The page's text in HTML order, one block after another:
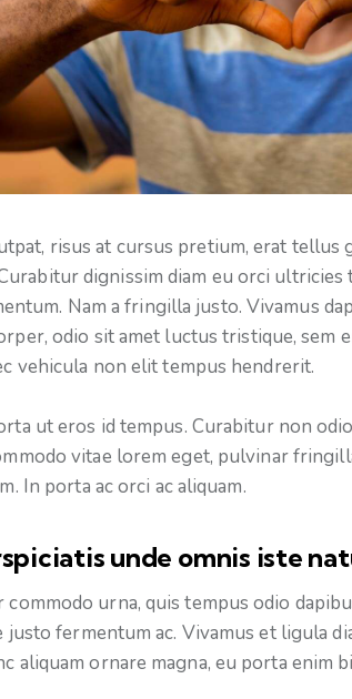
dignissim diam eu orci
Nam a fringilla justo. Vivamus
odio sit amet luctus tristique, sem
vehicula non elit tempus hendrerit.
ut eros id tempus. Curabitur non
vitae lorem eget, pulvinar
In porta ac orci ac aliquam.
unde omnis iste
urna, quis tempus odio
justo fermentum ac. Vivamus et ligula
aliquam ornare magna, eu porta enim